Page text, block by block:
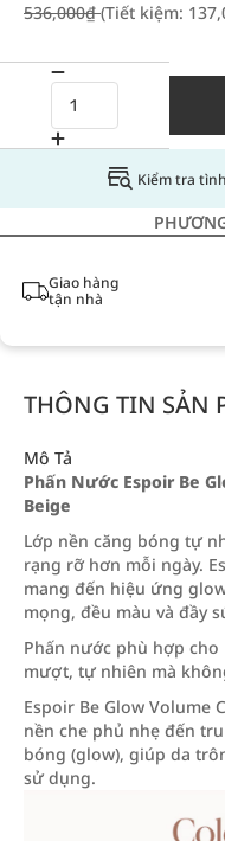
536,000₫(Tiết kiệm:
Kiểm tra
Giao hàng
tận nhà
THÔNG TIN SẢN
Mô Tả
Phấn Nước Espoir Be
Beige
Lớp nền căng bóng tự
rạng rỡ hơn mỗi ngày.
mang đến hiệu ứng
mọng, đều màu và đầy
Phấn nước phù hợp
mượt, tự nhiên mà
Espoir Be Glow Volume
nền che phủ nhẹ đến
bóng (glow), giúp da
sử dụng.